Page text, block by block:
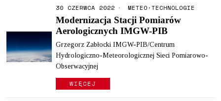
30 CZERWCA 2022 METEO ·TECHNOLOGIE
Modernizacja Stacji Pomiarów
Aerologicznych IMGW-PIB
Grzegorz Zabłocki IMGW-PIB/Centrum
Hydrologiczno-Meteorologicznej Sieci Pomiarowo-
Obserwacyjnej
WIĘCEJ